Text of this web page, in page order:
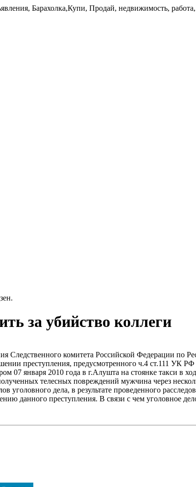
за убийство коллеги
Следственного комитета Российской Федерации по
преступления, предусмотренного ч.4 ст.111 УК
07 января 2010 года в г.Алушта на стоянке такси в
телесных повреждений мужчина через
уголовного дела, в результате проведенного
данного преступления. В связи с чем уголовное